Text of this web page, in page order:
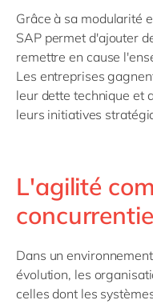
Grâce à sa modularité
SAP permet d'ajouter
remettre en cause
Les entreprises
leur dette technique et
leurs initiatives
L'agilité
Dans un
évolution, les
celles dont les